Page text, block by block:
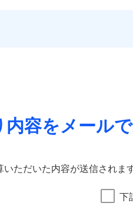
容をメール
ただいた内容が送信されます
下